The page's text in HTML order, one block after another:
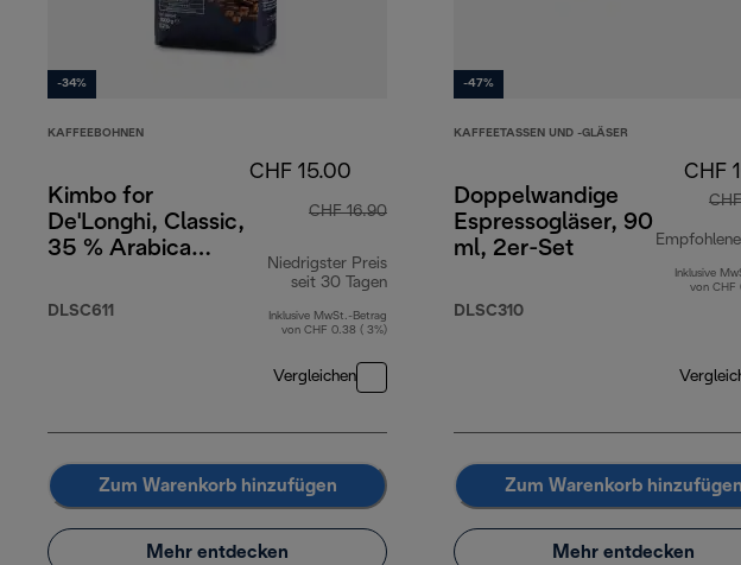
-34%
KAFFEEBOHNEN
Kimbo for
De'Longhi, Classic,
35 % Arabica
DLSC611
CHF 15.00
CHF 16.90
Niedrigster Preis
seit 30 Tagen
Inklusive MwSt.-Betrag
von CHF 0.38 ( 3%)
Vergleichen
Zum Warenkorb hinzufügen
Mehr entdecken
-47%
KAFFEETASSEN UND -GLÄSER
Doppelwandige
Espressogläser, 90
ml, 2er-Set
DLSC310
CHF
Inklusive
von CHF
Zum Warenkorb hinzufügen
Mehr entdecken